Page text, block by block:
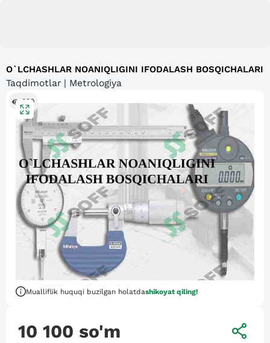
O`LCHASHLAR NOANIQLIGINI IFODALASH BOSQICHALARI
Taqdimotlar | Metrologiya
889
Mualliflik huquqi buzilgan holatdashikoyat qiling!
10 100 so'm